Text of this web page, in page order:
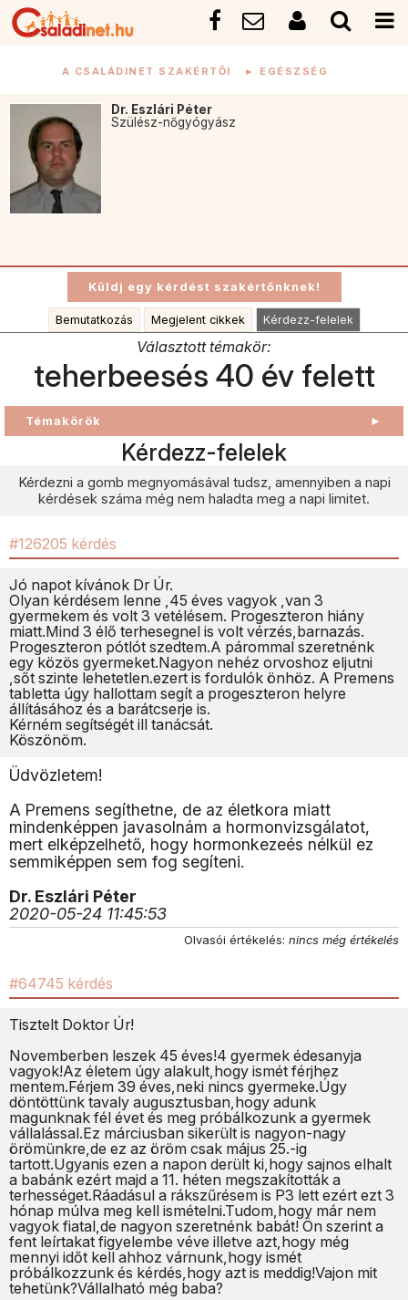
A CSALÁDINET SZAKÉRTŐI ► EGÉSZSÉG
Dr. Eszlári Péter
Szülész-nőgyógyász
Bemutatkozás Megjelent cikkek Kérdezz-felelek
Választott témakör:
teherbeesés 40 év felett
Témakörök ►
Kérdezz-felelek
Kérdezni a gomb megnyomásával tudsz, amennyiben a napi
kérdések száma még nem haladta meg a napi limitet.
#126205 kérdés
Jó napot kívánok Dr Úr.
Olyan kérdésem lenne ,45 éves vagyok ,van 3
gyermekem és volt 3 vetélésem. Progeszteron hiány
miatt.Mind 3 élő terhesegnel is volt vérzés,barnazás.
Progeszteron pótlót szedtem.A párommal szeretnénk
egy közös gyermeket.Nagyon nehéz orvoshoz eljutni
,sőt szinte lehetetlen.ezert is fordulók önhöz. A Premens
tabletta úgy hallottam segít a progeszteron helyre
állításához és a barátcserje is.
Kérném segítségét ill tanácsát.
Köszönöm.
Üdvözletem!
A Premens segíthetne, de az életkora miatt
mindenképpen javasolnám a hormonvizsgálatot,
mert elképzelhető, hogy hormonkezeés nélkül ez
semmiképpen sem fog segíteni.
Dr. Eszlári Péter
2020-05-24 11:45:53
Olvasói értékelés: nincs még értékelés
#64745 kérdés
Tisztelt Doktor Úr!
Novemberben leszek 45 éves!4 gyermek édesanyja
vagyok!Az életem úgy alakult,hogy ismét férjhez
mentem.Férjem 39 éves,neki nincs gyermeke.Úgy
döntöttünk tavaly augusztusban,hogy adunk
magunknak fél évet és meg próbálkozunk a gyermek
vállalással.Ez márciusban sikerült is nagyon-nagy
örömünkre,de ez az öröm csak május 25.-ig
tartott.Ugyanis ezen a napon derült ki,hogy sajnos elhalt
a babánk ezért majd a 11. héten megszakították a
terhességet.Ráadásul a rákszűrésem is P3 lett ezért ezt 3
hónap múlva meg kell ismételni.Tudom,hogy már nem
vagyok fiatal,de nagyon szeretnénk babát! Ön szerint a
fent leírtakat figyelembe véve illetve azt,hogy még
mennyi időt kell ahhoz várnunk,hogy ismét
próbálkozzunk és kérdés,hogy azt is meddig!Vajon mit
tehetünk?Vállalható még baba?